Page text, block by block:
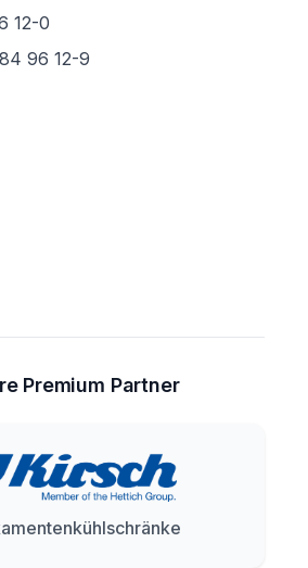
12-0
96 12-9
Premium Partner